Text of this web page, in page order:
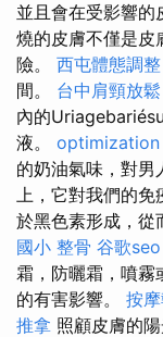
並且會在受影響的
燒的皮膚不僅是皮
險。 西屯體態調整
間。 台中肩頸放鬆
內的
液。 optimization
的奶油氣味，對
上，它對我們的免
於黑色素形成，從
國小 整骨 谷歌seo
霜，防曬霜，噴霧
的有害影響。 按
推拿 照顧皮膚的